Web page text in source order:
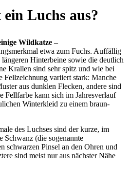
ein Luchs aus?
Wildkatze –
etwa zum Fuchs. Auffällig
Hinterbeine sowie die deutlich
Krallen sind sehr spitz und wie bei
Fellzeichnung variiert stark: Manche
aus dunklen Flecken, andere sind
Fellfarbe kann sich im Jahresverlauf
Winterkleid zu einem braun-
des Luchses sind der kurze, im
Schwanz (die sogenannte
schwarzen Pinsel an den Ohren und
sind meist nur aus nächster Nähe